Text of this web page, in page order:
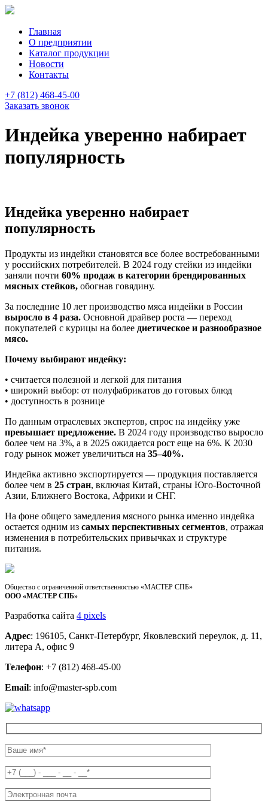
Главная
О предприятии
Каталог продукции
Новости
Контакты
+7 (812) 468-45-00
Заказать звонок
Индейка уверенно набирает
популярность
Индейка уверенно набирает
популярность
Продукты из индейки становятся все более востребованными
у российских потребителей. В 2024 году стейки из индейки
заняли почти 60% продаж в категории брендированных
мясных стейков, обогнав говядину.
За последние 10 лет производство мяса индейки в России
выросло в 4 раза. Основной драйвер роста — переход
покупателей с курицы на более диетическое и разнообразное
мясо.
Почему выбирают индейку:
• считается полезной и легкой для питания
• широкий выбор: от полуфабрикатов до готовых блюд
• доступность в рознице
По данным отраслевых экспертов, спрос на индейку уже
превышает предложение. В 2024 году производство выросло
более чем на 3%, а в 2025 ожидается рост еще на 6%. К 2030
году рынок может увеличиться на 35–40%.
Индейка активно экспортируется — продукция поставляется
более чем в 25 стран, включая Китай, страны Юго-Восточной
Азии, Ближнего Востока, Африки и СНГ.
На фоне общего замедления мясного рынка именно индейка
остается одним из самых перспективных сегментов, отражая
изменения в потребительских привычках и структуре
питания.
Общество с ограниченной ответственностью «МАСТЕР СПБ»
ООО «МАСТЕР СПБ»
Разработка сайта 4 pixels
Адрес: 196105, Санкт-Петербург, Яковлевский переулок, д. 11,
литера А, офис 9
Телефон: +7 (812) 468-45-00
Email: info@master-spb.com